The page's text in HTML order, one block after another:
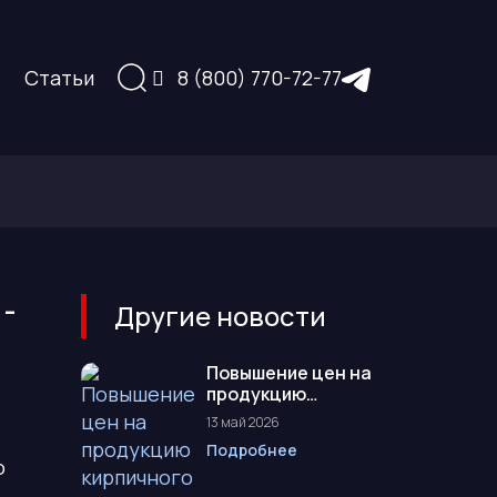
Статьи 8 (800) 770-72-77
Другие новости
Повышение цен на
продукцию
кирпичного завода
13 май 2026
Подробнее